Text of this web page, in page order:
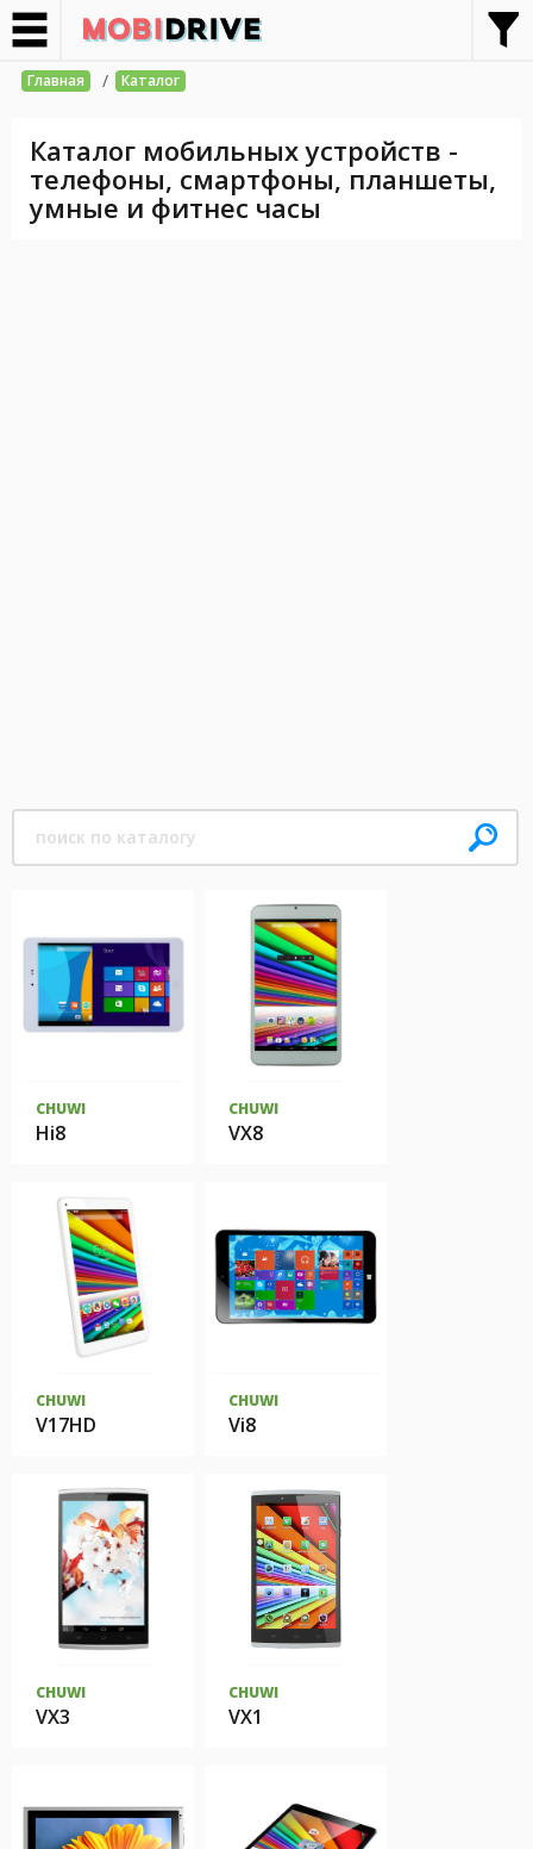
Главная / Каталог
Каталог мобильных устройств -
телефоны, смартфоны, планшеты,
умные и фитнес часы
CHUWI
Hi8
CHUWI
VX8
CHUWI
V17HD
CHUWI
Vi8
CHUWI
VX3
CHUWI
VX1